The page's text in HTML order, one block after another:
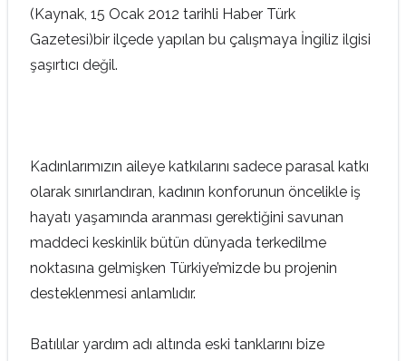
(Kaynak, 15 Ocak 2012 tarihli Haber Türk
Gazetesi)bir ilçede yapılan bu çalışmaya İngiliz ilgisi
şaşırtıcı değil.
Kadınlarımızın aileye katkılarını sadece parasal katkı
olarak sınırlandıran, kadının konforunun öncelikle iş
hayatı yaşamında aranması gerektiğini savunan
maddeci keskinlik bütün dünyada terkedilme
noktasına gelmişken Türkiye’mizde bu projenin
desteklenmesi anlamlıdır.
Batılılar yardım adı altında eski tanklarını bize